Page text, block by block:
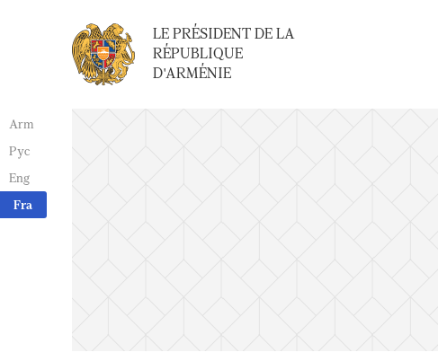
Arm
Рус
Eng
Fra
LE PRÉSIDENT DE LA
RÉPUBLIQUE
D'ARMÉNIE